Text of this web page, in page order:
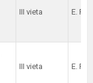
III vieta E.
III vieta E.